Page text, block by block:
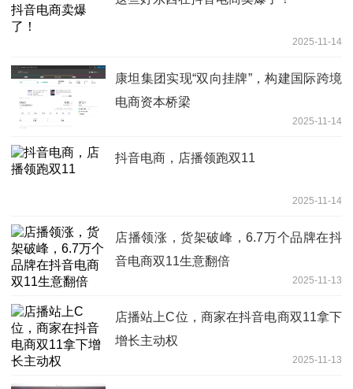
2025-11-14
康坦集团实现“双向挂牌”，构建国际跨境
电商资本桥梁
2025-11-14
抖音电商，店播领跑双11
2025-11-14
店播领涨，货架破峰，6.7万个品牌在抖
音电商双11生意翻倍
2025-11-13
店播站上C位，商家在抖音电商双11拿下
增长主动权
2025-11-13